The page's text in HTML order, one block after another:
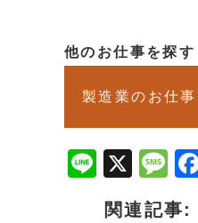
他のお仕事を探す
製造業のお仕事
Line
X
関連記事: